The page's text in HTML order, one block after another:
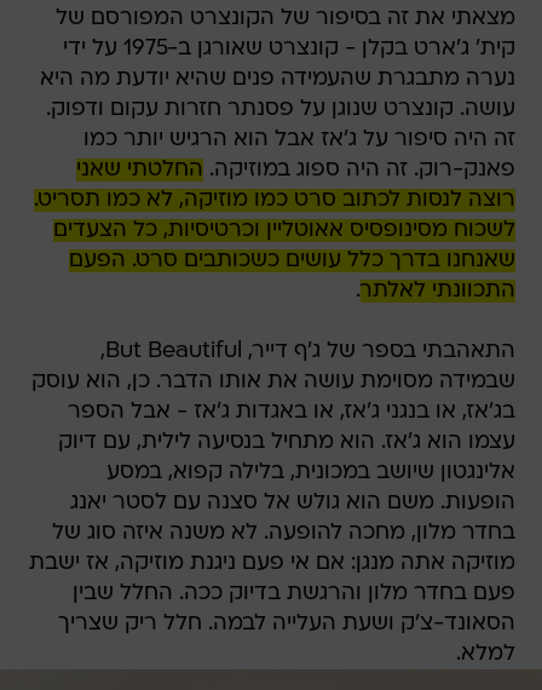
מצאתי את זה בסיפור של הקונצרט המפורסם של
קית' ג'ארט בקלן - קונצרט שאורגן ב-1975 על ידי
נערה מתבגרת שהעמידה פנים שהיא יודעת מה היא
עושה. קונצרט שנוגן על פסנתר חזרות עקום ודפוק.
זה היה סיפור על ג'אז אבל הוא הרגיש יותר כמו
פאנק-רוק. זה היה ספוג במוזיקה. החלטתי שאני
רוצה לנסות לכתוב סרט כמו מוזיקה, לא כמו תסריט.
לשכוח מסינופסיס אאוטליין וכרטיסיות, כל הצעדים
שאנחנו בדרך כלל עושים כשכותבים סרט. הפעם
התכוונתי לאלתר.
התאהבתי בספר של ג'ף דייר, But Beautiful,
שבמידה מסוימת עושה את אותו הדבר. כן, הוא עוסק
בג'אז, או בנגני ג'אז, או באגדות ג'אז - אבל הספר
עצמו הוא ג'אז. הוא מתחיל בנסיעה לילית, עם דיוק
אלינגטון שיושב במכונית, בלילה קפוא, במסע
הופעות. משם הוא גולש אל סצנה עם לסטר יאנג
בחדר מלון, מחכה להופעה. לא משנה איזה סוג של
מוזיקה אתה מנגן: אם אי פעם ניגנת מוזיקה, אז ישבת
פעם בחדר מלון והרגשת בדיוק ככה. החלל שבין
הסאונד-צ'ק ושעת העלייה לבמה. חלל ריק שצריך
למלא.